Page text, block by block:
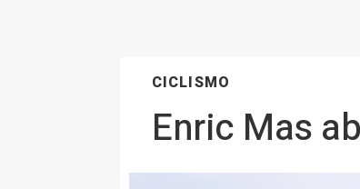
CICLISMO
Enric Mas